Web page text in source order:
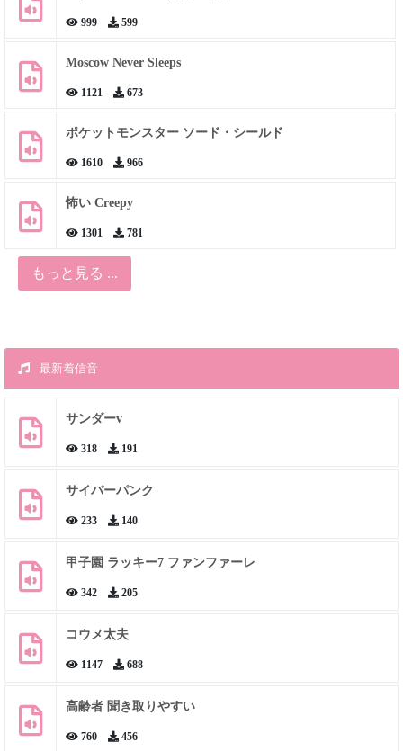
999 599
Moscow Never Sleeps
1121 673
ポケットモンスター ソード・シールド
1610 966
怖い Creepy
1301 781
もっと見る ...
最新着信音
サンダーv
318 191
サイバーパンク
233 140
甲子園 ラッキー7 ファンファーレ
342 205
コウメ太夫
1147 688
高齢者 聞き取りやすい
760 456